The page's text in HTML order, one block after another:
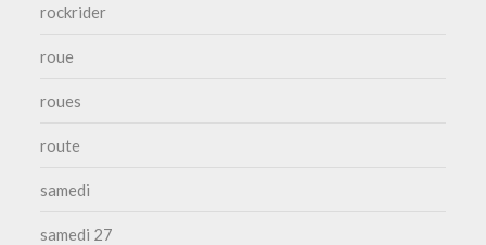
rockrider
roue
roues
route
samedi
samedi 27